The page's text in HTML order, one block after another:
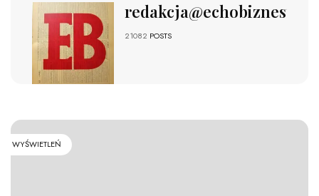
redakcja@echobiznesu.pl
21082 POSTS
WYŚWIETLEŃ